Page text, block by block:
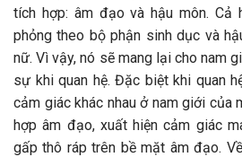
tích hợp: âm đạo và hậu môn. Cả
phỏng theo bộ phận sinh dục và
nữ. Vì vậy, nó sẽ mang lại cho nam
sự khi quan hệ. Đặc biệt khi quan
cảm giác khác nhau ở nam giới của
hợp âm đạo, xuất hiện cảm giác
gấp thô ráp trên bề mặt âm đạo.